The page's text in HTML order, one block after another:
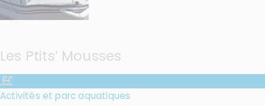
Les Ptits’ Mousses
Activités et parc aquatiques